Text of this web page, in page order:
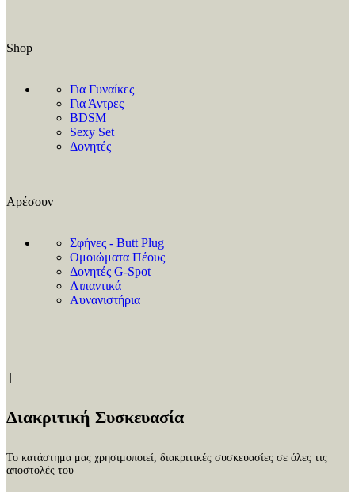
Shop
Για Γυναίκες
Για Άντρες
BDSM
Sexy Set
Δονητές
Αρέσουν
Σφήνες - Butt Plug
Ομοιώματα Πέους
Δονητές G-Spot
Λιπαντικά
Αυνανιστήρια
Διακριτική Συσκευασία
Το κατάστημα μας χρησιμοποιεί, διακριτικές συσκευασίες σε όλες τις
αποστολές του